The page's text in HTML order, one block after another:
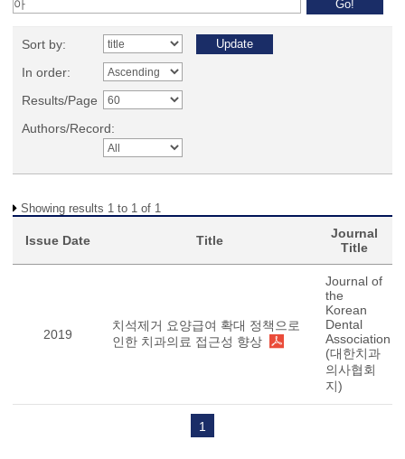
Sort by:
In order:
Results/Page
Authors/Record:
Showing results 1 to 1 of 1
Issue Date Title
Journal
Title
2019
치석제거 요양급여 확대 정책으로
인한 치과의료 접근성 향상
Journal of
the
Korean
Dental
Association
(대한치과
의사협회
지)
1